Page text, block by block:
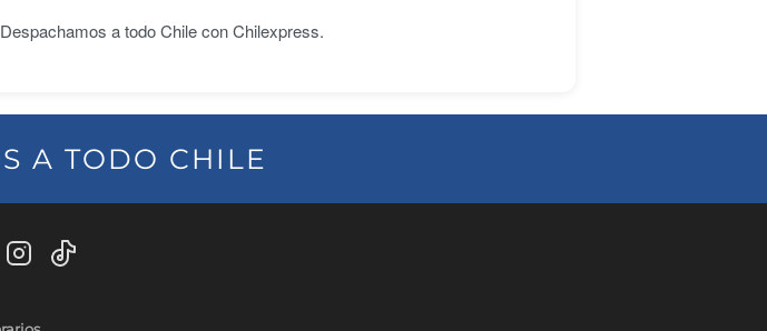
a todo Chile con Chilexpress.
A TODO CHILE